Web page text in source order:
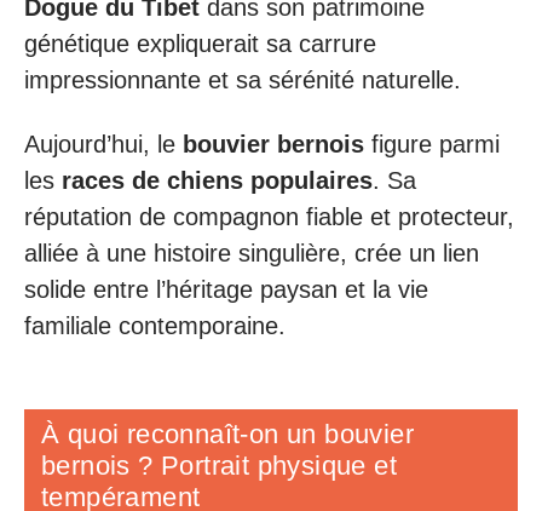
Dogue du Tibet dans son patrimoine
génétique expliquerait sa carrure
impressionnante et sa sérénité naturelle.
Aujourd’hui, le bouvier bernois figure parmi
les races de chiens populaires. Sa
réputation de compagnon fiable et protecteur,
alliée à une histoire singulière, crée un lien
solide entre l’héritage paysan et la vie
familiale contemporaine.
À quoi reconnaît-on un bouvier
bernois ? Portrait physique et
tempérament